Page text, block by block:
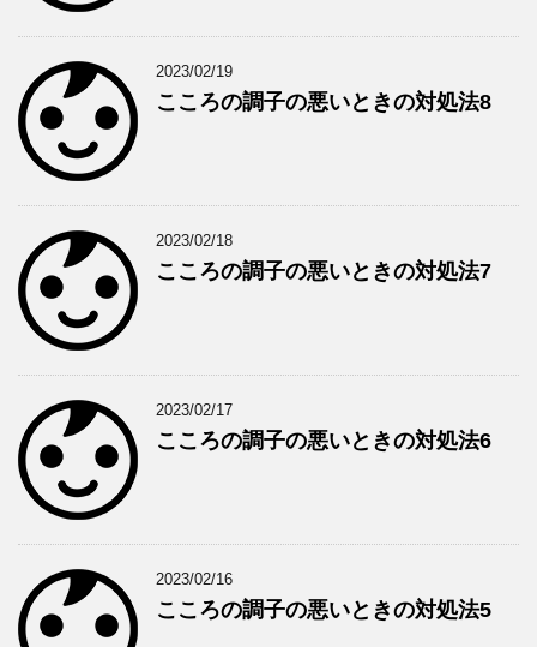
2023/02/19
こころの調子の悪いときの対処法8
2023/02/18
こころの調子の悪いときの対処法7
2023/02/17
こころの調子の悪いときの対処法6
2023/02/16
こころの調子の悪いときの対処法5